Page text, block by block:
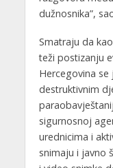
dužnosnika”,
Smatraju da
teži postizanju
Hercegovina
destruktivnim
sigurnosnoj
urednicima i
snimaju i javno